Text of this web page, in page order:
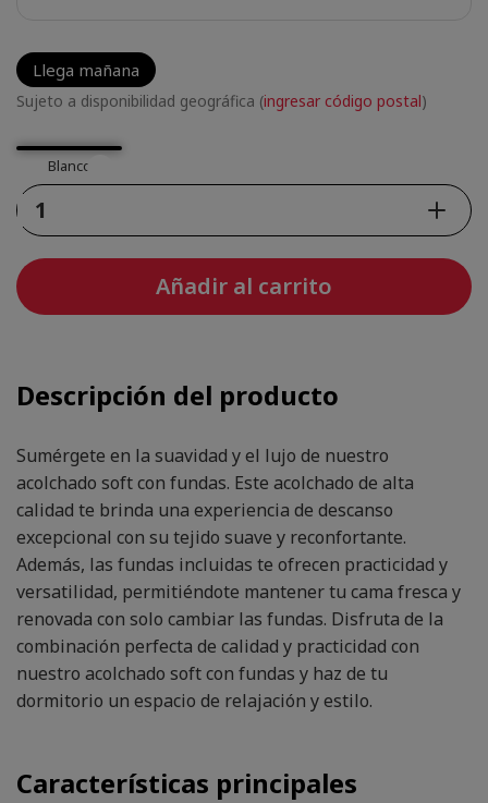
Llega mañana
Sujeto a disponibilidad geográfica (ingresar código postal)
Blanco
Añadir al carrito
Descripción del producto
Sumérgete en la suavidad y el lujo de nuestro
acolchado soft con fundas. Este acolchado de alta
calidad te brinda una experiencia de descanso
excepcional con su tejido suave y reconfortante.
Además, las fundas incluidas te ofrecen practicidad y
versatilidad, permitiéndote mantener tu cama fresca y
renovada con solo cambiar las fundas. Disfruta de la
combinación perfecta de calidad y practicidad con
nuestro acolchado soft con fundas y haz de tu
dormitorio un espacio de relajación y estilo.
Características principales